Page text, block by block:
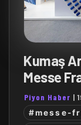
Kumaş
Messe
Piyon Haber |
#messe-